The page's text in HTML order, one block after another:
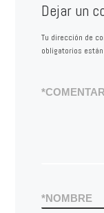
Dejar un
Tu dirección de
obligatorios
*
NOMBRE
*